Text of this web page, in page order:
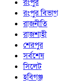
রংপুর
রংপুর বিভাগ
রাজনীতি
রাজশাহী
শেরপুর
সর্বশেষ
সিলেট
হবিগঞ্জ